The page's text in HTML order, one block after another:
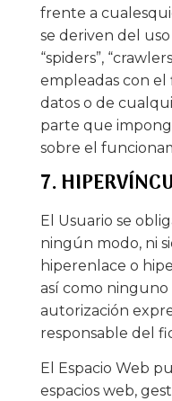
frente a
se deriven del
“spiders”,
empleadas con
datos o de
parte que
sobre el
7.
El Usuario se
ningún modo, ni
hiperenlace o
así como ninguno
autorización
responsable del
El Espacio Web
espacios web,